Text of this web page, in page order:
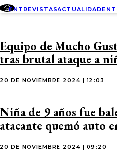
ENTRETENCIÓN
SOCIEDAD
TEMUCO
VALDIVIA
PUERTO MONTT
DIRECCIONES
CONTACTO COMERCIAL
TARIFAS POLÍTICAS RADIO
POLÍTICA DE PRIVACIDAD
ENTREVISTASACTUALIDAD
Equipo de Mucho
tras brutal ataque a
20 DE NOVIEMBRE 2024 | 12:03
Niña de 9 años fue
atacante quemó auto
20 DE NOVIEMBRE 2024 | 09:20